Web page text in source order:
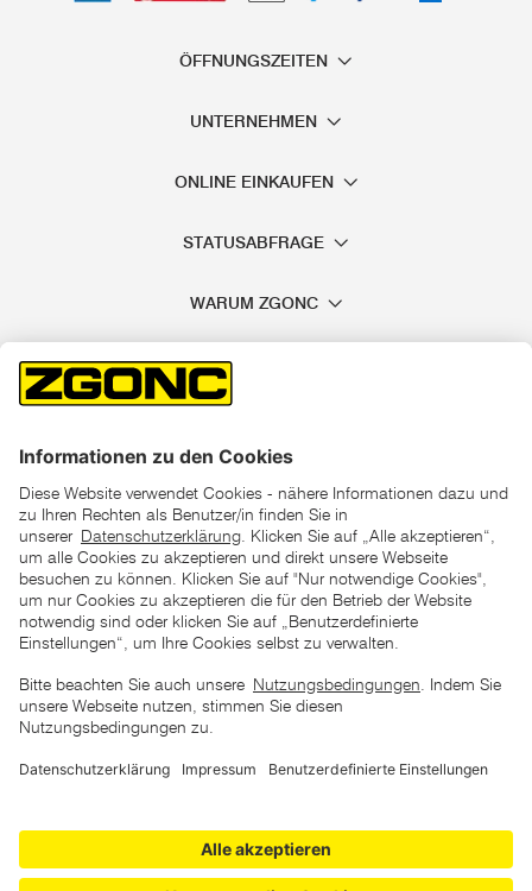
ÖFFNUNGSZEITEN
UNTERNEHMEN
ONLINE EINKAUFEN
STATUSABFRAGE
WARUM ZGONC
*der "statt"-Preis ist der niedrigste von uns in den letzten 30
Tagen vor Beginn dieser Aktion verlangte Preis
unter den UVP Preisen auf dieser Website sind die
zu verstehen
Copyright © 2026 ZGONC. Alle Rechte vorbehalten.